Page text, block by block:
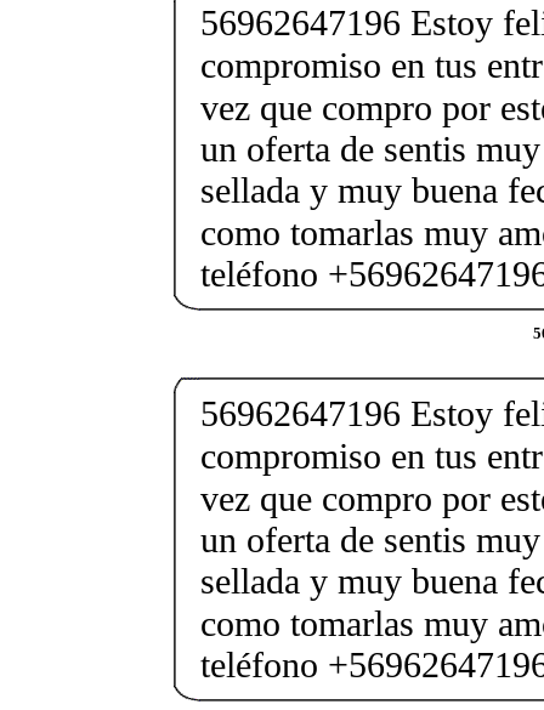
56962647196 Estoy
compromiso en tus
vez que compro por
un oferta de sentis
sellada y muy buena
como tomarlas muy
teléfono
56962647196 Estoy
compromiso en tus
vez que compro por
un oferta de sentis
sellada y muy buena
como tomarlas muy
teléfono